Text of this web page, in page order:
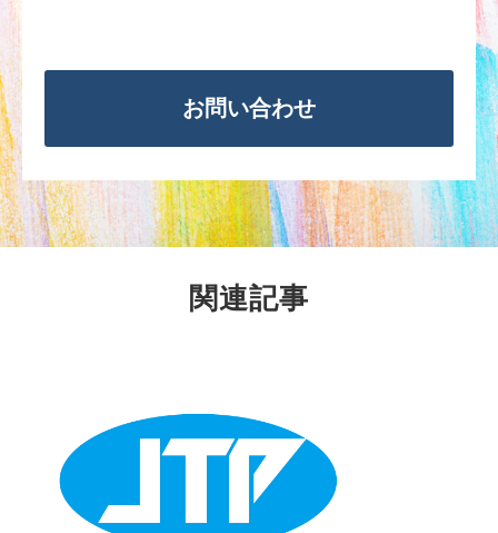
お問い合わせ
関連記事